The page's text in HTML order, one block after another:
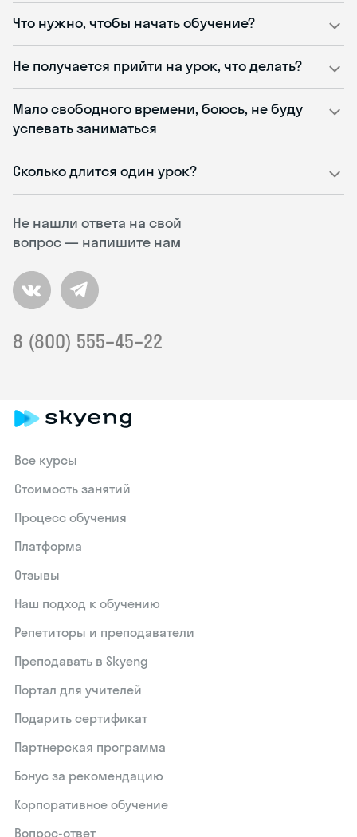
Не нашли ответа на свой
вопрос — напишите нам
8 (800) 555–45–22
Что нужно, чтобы начать обучение?
Не получается прийти на урок, что делать?
Мало свободного времени, боюсь, не буду
успевать заниматься
Сколько длится один урок?
Все курсы
Стоимость занятий
Процесс обучения
Платформа
Отзывы
Наш подход к обучению
Репетиторы и преподаватели
Преподавать в Skyeng
Портал для учителей
Подарить сертификат
Партнерская программа
Бонус за рекомендацию
Корпоративное обучение
Вопрос-ответ